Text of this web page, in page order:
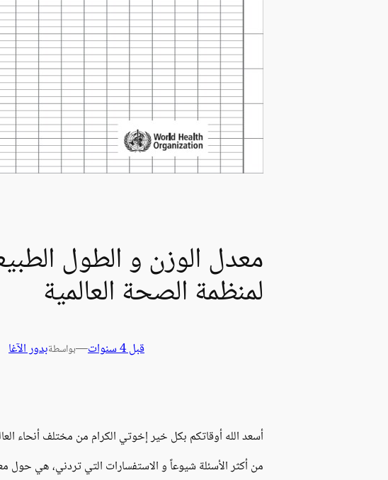
لمنظمة الصحة العالمية
قبل 4 سنوات —بواسطةبدور الآغا
أسعد الله أوقاتكم بكل خير إخوتي الكرام من مختلف أنحاء
من أكثر الأسئلة شيوعاً و الاستفسارات التي تردني، هي